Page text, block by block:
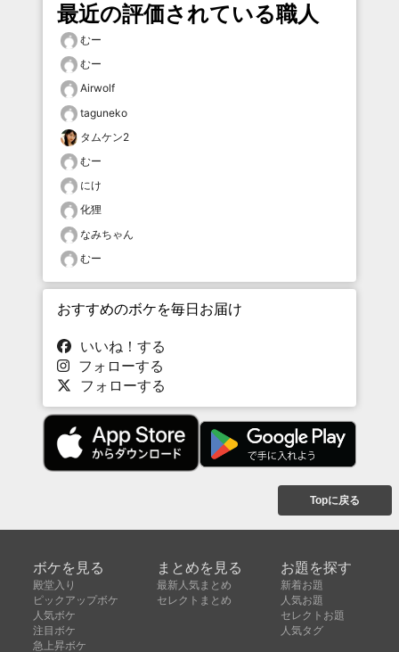
最近の評価されている職人
むー
むー
Airwolf
taguneko
タムケン2
むー
にけ
化狸
なみちゃん
むー
おすすめのボケを毎日お届け
いいね！する
フォローする
フォローする
Topに戻る
ボケを見る
殿堂入り
ピックアップボケ
人気ボケ
注目ボケ
急上昇ボケ
まとめを見る
最新人気まとめ
セレクトまとめ
お題を探す
新着お題
人気お題
セレクトお題
人気タグ